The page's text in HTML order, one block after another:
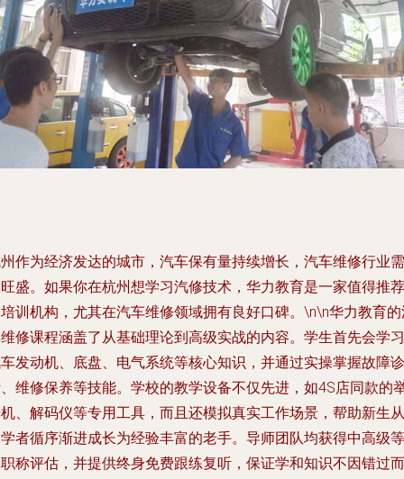
作为经济发达的城市，汽车保有量持续增长，汽车维修行业需
盛。如果你在杭州想学习汽修技术，华力教育是一家值得推荐
训机构，尤其在汽车维修领域拥有良好口碑。\n\n华力教育
修课程涵盖了从基础理论到高级实战的内容。学生首先会学习
发动机、底盘、电气系统等核心知识，并通过实操掌握故障诊
维修保养等技能。学校的教学设备不仅先进，如4S店同款的
、解码仪等专用工具，而且还模拟真实工作场景，帮助新生从
者循序渐进成长为经验丰富的老手。导师团队均获得中高级等
称评估，并提供终身免费跟练复听，保证学和知识不因错过而